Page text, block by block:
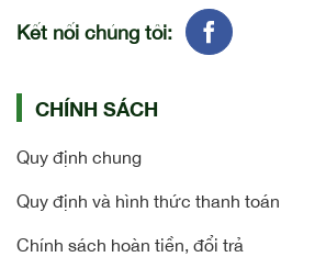
Kết nối chúng tôi:
CHÍNH SÁCH
Quy định chung
Quy định và hình thức thanh toán
Chính sách hoàn tiền, đổi trả